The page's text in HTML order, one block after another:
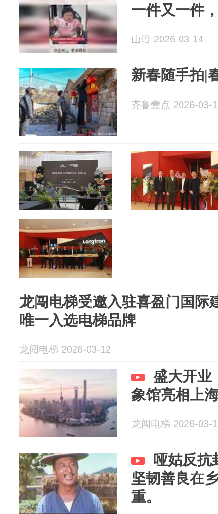
一件又一件
山语 2026-03-14
新春随手拍|
齐鲁壹点 2026-03-
龙闯电梯受邀入驻喜盈门国际
唯一入选电梯品牌
龙闯电梯 2026-03-12
盛大开业
象馆亮相上
龙闯电梯 2026-03-
哑姑反抗
坚韧善良在
重。